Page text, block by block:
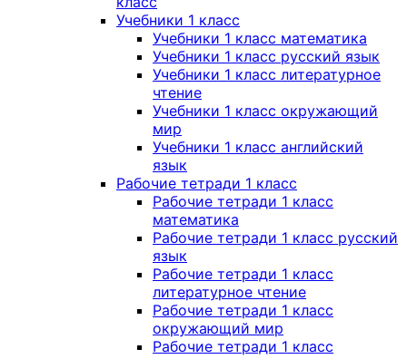
Учебники 1 класс
Учебники 1 класс математика
Учебники 1 класс русский язык
Учебники 1 класс литературное
чтение
Учебники 1 класс окружающий
мир
Учебники 1 класс английский
язык
Рабочие тетради 1 класс
Рабочие тетради 1 класс
математика
Рабочие тетради 1 класс русский
язык
Рабочие тетради 1 класс
литературное чтение
Рабочие тетради 1 класс
окружающий мир
Рабочие тетради 1 класс